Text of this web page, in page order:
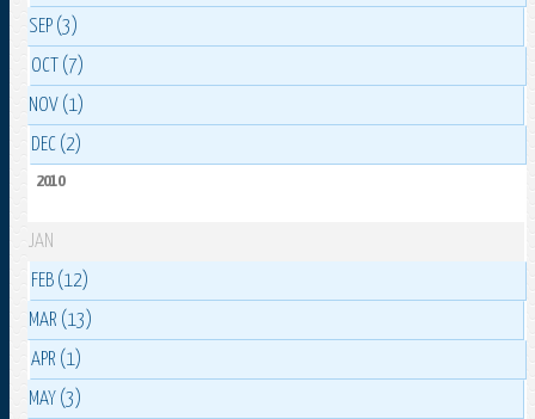
SEP (3)
OCT (7)
NOV (1)
DEC (2)
2010
JAN
FEB (12)
MAR (13)
APR (1)
MAY (3)